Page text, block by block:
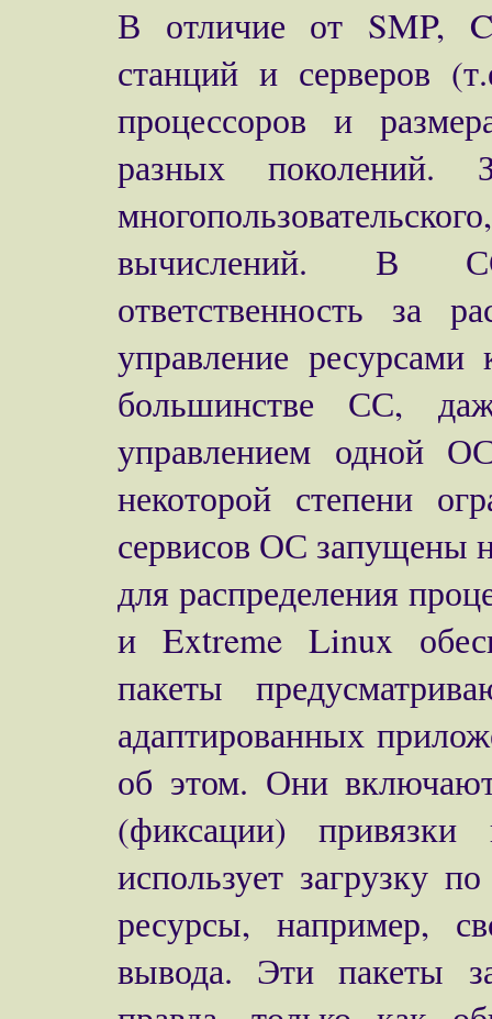
В отличие от SMP,
станций и серверов
процессоров и
разных поколений.
вычислений. В СС-
ответственность за
управление
большинстве СС,
управлением одной
некоторой степени
сервисов ОС запущены
для распределения
и Extreme Linux
пакеты
адаптированных
об этом. Они
(фиксации)
использует загрузку
ресурсы, например,
вывода. Эти пакеты